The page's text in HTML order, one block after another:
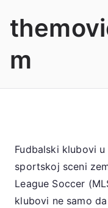
m
Fudbalski klubovi
sportskoj sceni
League Soccer
klubovi ne samo